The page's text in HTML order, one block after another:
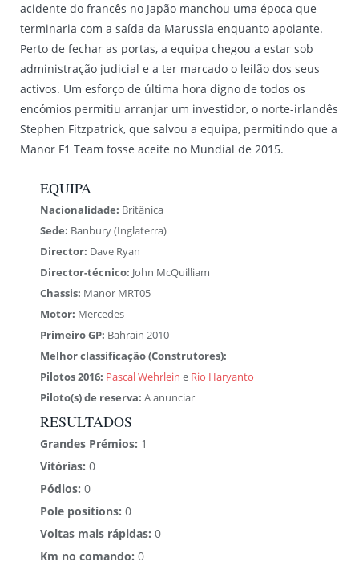
acidente do francês no Japão manchou uma época que
terminaria com a saída da Marussia enquanto apoiante.
Perto de fechar as portas, a equipa chegou a estar sob
administração judicial e a ter marcado o leilão dos seus
activos. Um esforço de última hora digno de todos os
encómios permitiu arranjar um investidor, o norte-irlandês
Stephen Fitzpatrick, que salvou a equipa, permitindo que a
Manor F1 Team fosse aceite no Mundial de 2015.
EQUIPA
Nacionalidade: Britânica
Sede: Banbury (Inglaterra)
Director: Dave Ryan
Director-técnico: John McQuilliam
Chassis: Manor MRT05
Motor: Mercedes
Primeiro GP: Bahrain 2010
Melhor classificação (Construtores):
Pilotos 2016: Pascal Wehrlein e Rio Haryanto
Piloto(s) de reserva: A anunciar
RESULTADOS
Grandes Prémios: 1
Vitórias: 0
Pódios: 0
Pole positions: 0
Voltas mais rápidas: 0
Km no comando: 0